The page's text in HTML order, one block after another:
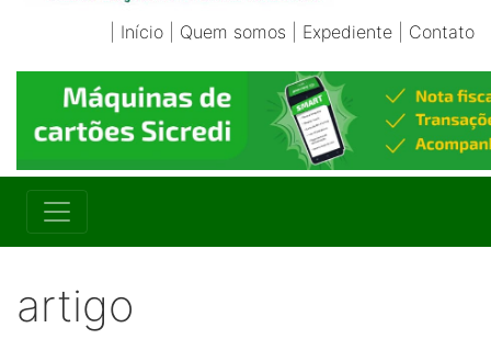
Início Quem somos Expediente Contato
artigo